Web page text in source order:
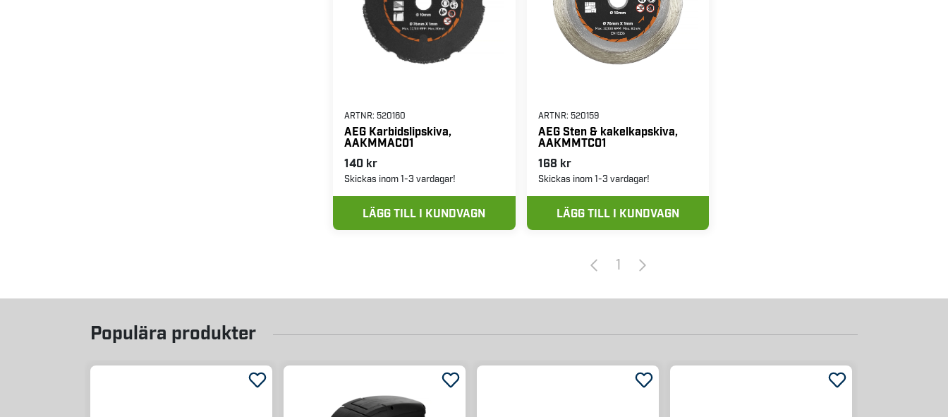
ARTNR: 520160
AEG Karbidslipskiva,
AAKMMAC01
140 kr
Skickas inom 1-3 vardagar!
LÄGG TILL I KUNDVAGN
ARTNR: 520159
AEG Sten & kakelkapskiva,
AAKMMTC01
168 kr
Skickas inom 1-3 vardagar!
LÄGG TILL I KUNDVAGN
1
Populära produkter